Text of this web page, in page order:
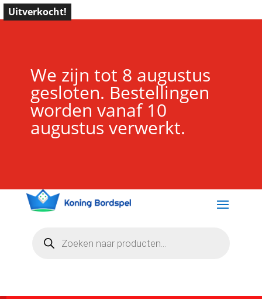
We zijn tot 8 augustus
gesloten. Bestellingen
worden vanaf 10
augustus verwerkt.
zoeken
Uitverkocht!